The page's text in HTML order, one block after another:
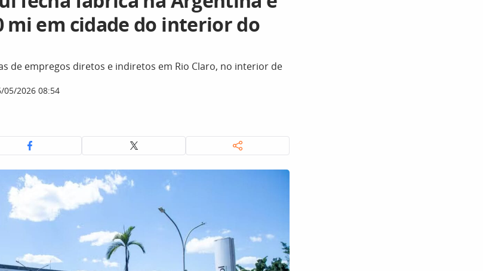
mi em cidade do interior do
de empregos diretos e indiretos em Rio Claro, no interior de
2026 08:54